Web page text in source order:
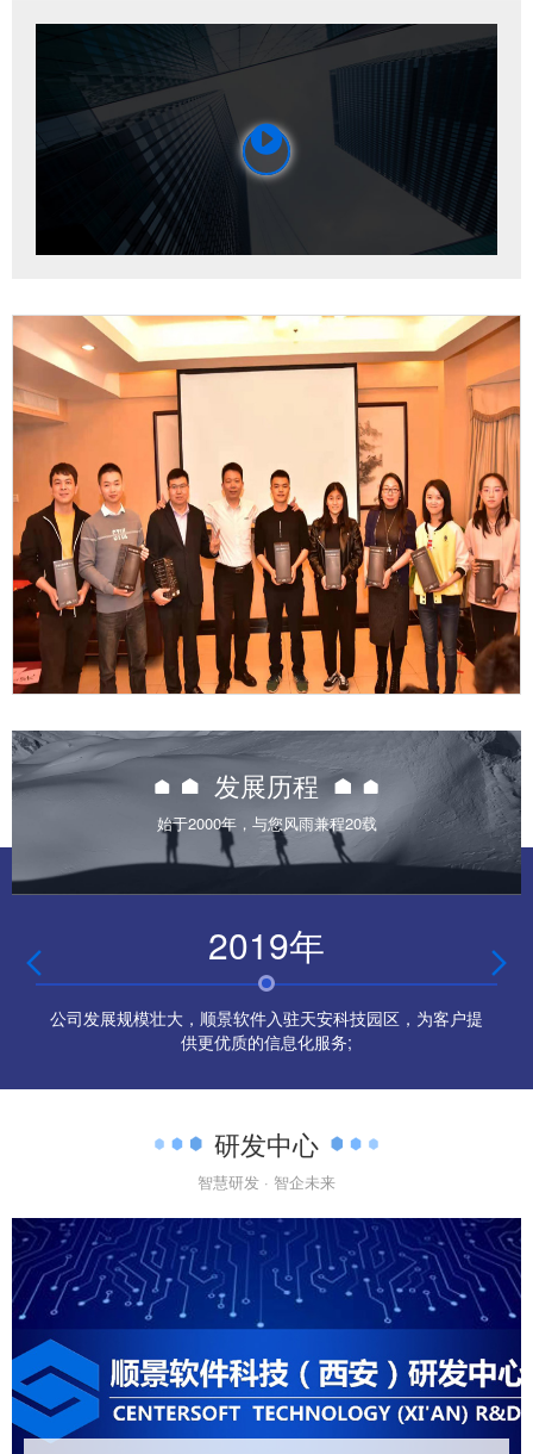

发展历程
始于2000年，与您风雨兼程20载
2019年
公司发展规模壮大，顺景软件入驻天安科技园区，为客户提
供更优质的信息化服务;
 
研发中心
智慧研发 · 智企未来